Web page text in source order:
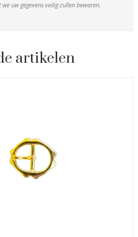
uw gegevens veilig zullen bewaren.
artikelen